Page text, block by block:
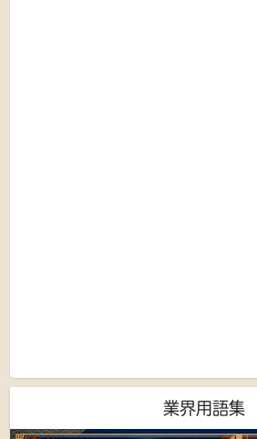
業界用語集